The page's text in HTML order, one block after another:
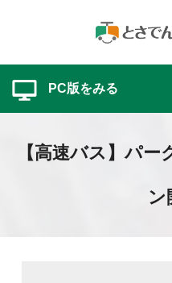
PC版をみる
【高速バス】パ
ン